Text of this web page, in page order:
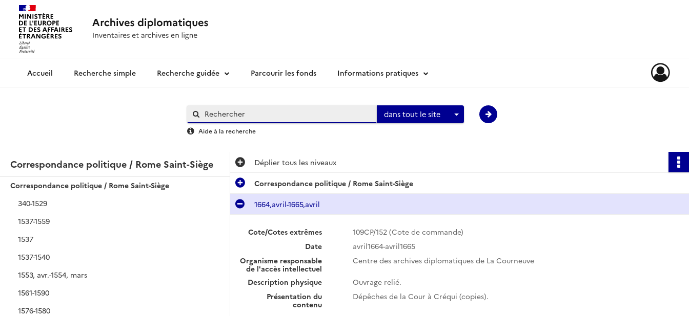
Archives diplomatiquesRecherche simple Recherche guidée Parcourir les fonds Informations pratiques
dans tout le site
Aide à la recherche
Correspondance politique / Rome Saint-Siège
Correspondance politique / Rome Saint-Siège
340-1529
1537-1559
1537
1537-1540
1553, avr.-1554, mars
1561-1590
1576-1580
Déplier tous les niveaux
Correspondance politique / Rome Saint-Siège
1664,avril-1665,avril
Cote/Cotes extrêmes
109CP/152 (Cote de commande)
Date
avril1664-avril1665
Organisme responsable
de l'accès intellectuel
Centre des archives diplomatiques de La Courneuve
Description physique
Ouvrage relié.
Présentation du
contenu
Dépêches de la Cour à Créqui (copies).